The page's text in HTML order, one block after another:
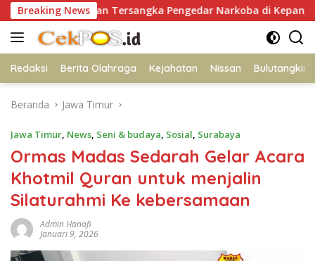
Langsung
ke
konten
Breaking News
Tersangka Pengedar Narkoba di Kepanjen, Sita Sabu
Redaksi Berita Olahraga Kejahatan Nissan Bulutangkis
Beranda Jawa Timur
Jawa Timur, News, Seni & budaya, Sosial, Surabaya
Ormas Madas Sedarah Gelar Acara
Khotmil Quran untuk menjalin
Silaturahmi Ke kebersamaan
Admin Hanafi
Januari 9, 2026